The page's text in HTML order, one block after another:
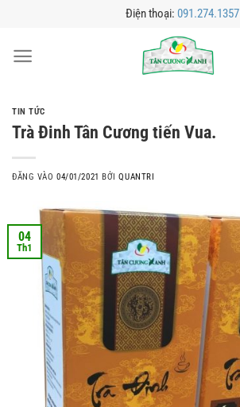
nội
Điện thoại: 091.274.1357
TIN TỨC
Trà Đinh Tân Cương tiến Vua.
ĐĂNG VÀO04/01/2021 BỞIQUANTRI
04
Th1